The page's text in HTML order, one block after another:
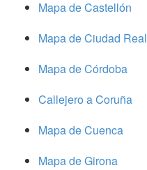
Mapa de Castellón
Mapa de Ciudad Real
Mapa de Córdoba
Callejero a Coruña
Mapa de Cuenca
Mapa de Girona